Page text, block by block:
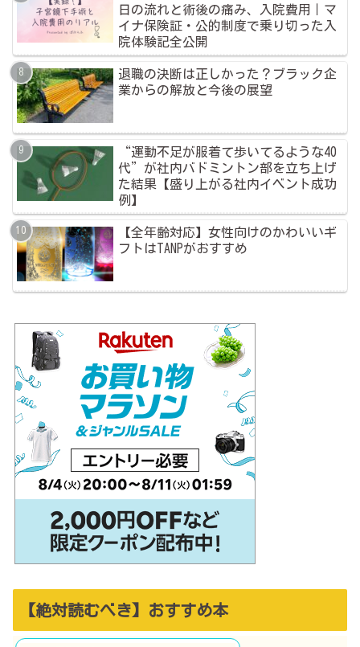
日の流れと術後の痛み、入院費用｜マ
イナ保険証・公的制度で乗り切った入
院体験記全公開
退職の決断は正しかった？ブラック企
業からの解放と今後の展望
“運動不足が服着て歩いてるような40
代”が社内バドミントン部を立ち上げ
た結果【盛り上がる社内イベント成功
例】
【全年齢対応】女性向けのかわいいギ
フトはTANPがおすすめ
【絶対読むべき】おすすめ本